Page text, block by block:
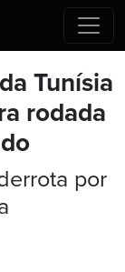
Tunísia
rodada
por